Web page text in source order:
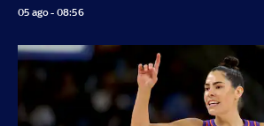
05 ago - 08:56